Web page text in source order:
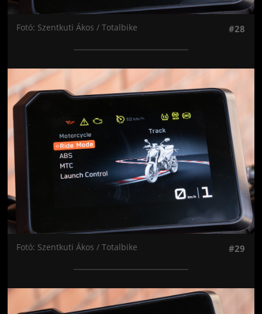
Fotó: Szentkuti Ákos / Totalbike #28
Jön még kép!
Fotó: Szentkuti Ákos / Totalbike #29
Jön még kép!